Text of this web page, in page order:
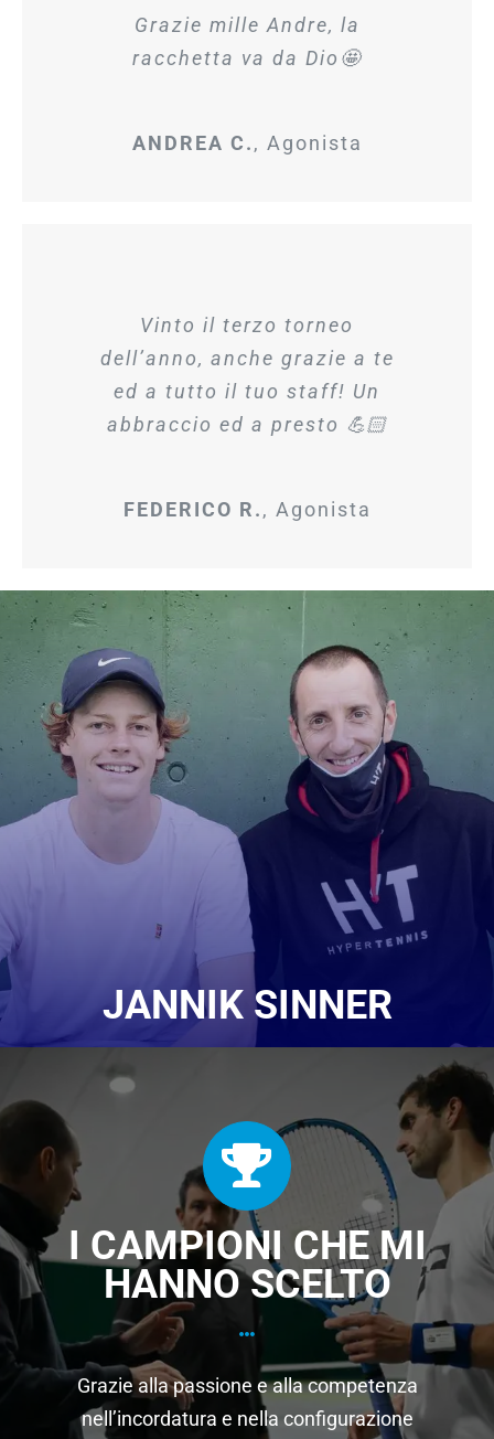
Grazie mille Andre, la
racchetta va da Dio 🤩
ANDREA C., Agonista
Vinto il terzo torneo
dell’anno, anche grazie a te
ed a tutto il tuo staff! Un
abbraccio ed a presto 💪🏻
FEDERICO R., Agonista
JANNIK SINNER
I CAMPIONI CHE MI
HANNO SCELTO
Grazie alla passione e alla competenza
nell’incordatura e nella configurazione